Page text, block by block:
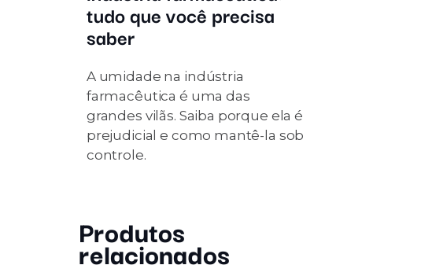
tudo que você precisa
saber
A umidade na indústria
farmacêutica é uma das
grandes vilãs. Saiba porque ela é
prejudicial e como mantê-la sob
controle.
Produtos
relacionados